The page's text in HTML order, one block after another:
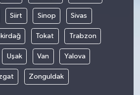
Siirt Sinop Sivas
Tokat Trabzon
Uşak Van Yalova
Zonguldak